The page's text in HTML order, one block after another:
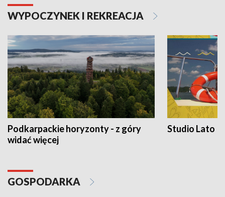
WYPOCZYNEK I REKREACJA
Podkarpackie horyzonty - z góry
widać więcej
Studio Lato
GOSPODARKA